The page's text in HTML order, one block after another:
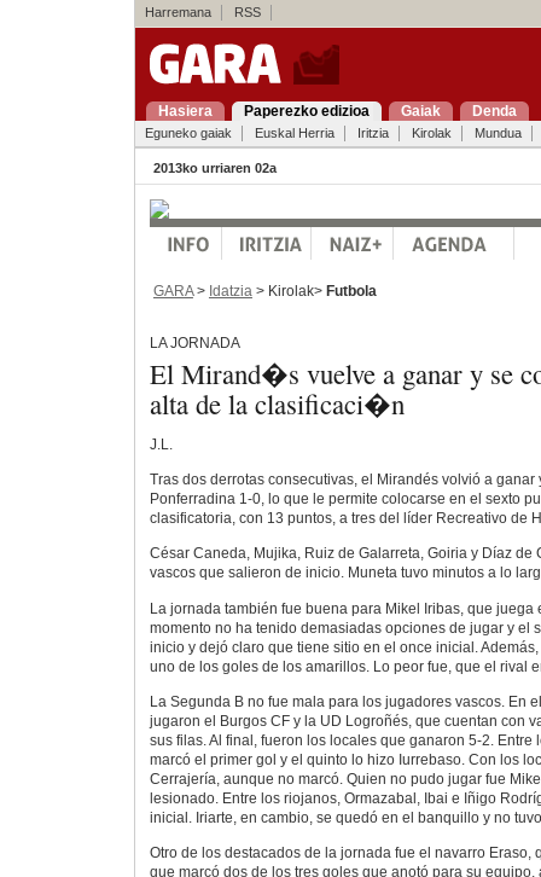
Harremana RSS
Hasiera Paperezko edizioa Gaiak Denda
Eguneko gaiak Euskal Herria Iritzia Kirolak Mundua
2013ko urriaren 02a
GARA> Idatzia > Kirolak> Futbola
LA JORNADA
El Mirand�s vuelve a ganar y se
alta de la clasificaci�n
J.L.
Tras dos derrotas consecutivas, el Mirandés volvió a ganar
Ponferradina 1-0, lo que le permite colocarse en el sexto
clasificatoria, con 13 puntos, a tres del líder Recreativo de
César Caneda, Mujika, Ruiz de Galarreta, Goiria y Díaz de
vascos que salieron de inicio. Muneta tuvo minutos a lo
La jornada también fue buena para Mikel Iribas, que juega
momento no ha tenido demasiadas opciones de jugar y el
inicio y dejó claro que tiene sitio en el once inicial.
uno de los goles de los amarillos. Lo peor fue, que el rival
La Segunda B no fue mala para los jugadores vascos. En
jugaron el Burgos CF y la UD Logroñés, que cuentan con
sus filas. Al final, fueron los locales que ganaron 5-2. Entre
marcó el primer gol y el quinto lo hizo Iurrebaso. Con los
Cerrajería, aunque no marcó. Quien no pudo jugar fue
lesionado. Entre los riojanos, Ormazabal, Ibai e Iñigo
inicial. Iriarte, en cambio, se quedó en el banquillo y no
Otro de los destacados de la jornada fue el navarro Eraso,
que marcó dos de los tres goles que anotó para su